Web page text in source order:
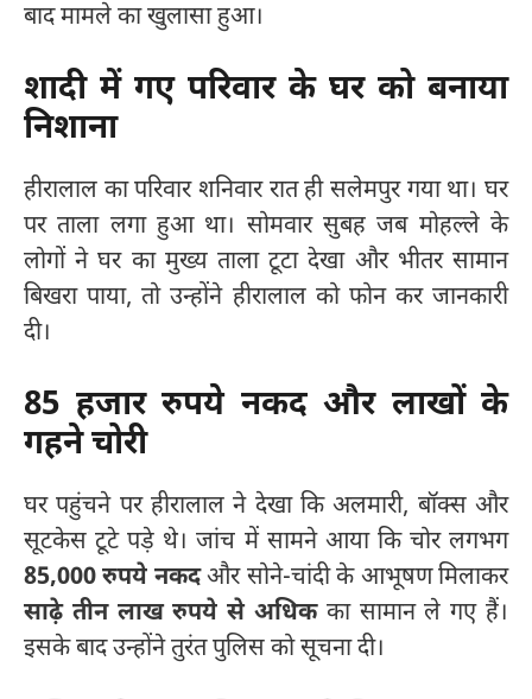
बाद मामले का खुलासा हुआ।
शादी में गए परिवार के घर को बनाया
निशाना
हीरालाल का परिवार शनिवार रात ही सलेमपुर गया था। घर
पर ताला लगा हुआ था। सोमवार सुबह जब मोहल्ले के
लोगों ने घर का मुख्य ताला टूटा देखा और भीतर सामान
बिखरा पाया, तो उन्होंने हीरालाल को फोन कर जानकारी
दी।
85 हजार रुपये नकद और लाखों के
गहने चोरी
घर पहुंचने पर हीरालाल ने देखा कि अलमारी, बॉक्स और
सूटकेस टूटे पड़े थे। जांच में सामने आया कि चोर लगभग
85,000 रुपये नकदऔर सोने-चांदी के आभूषण मिलाकर
साढ़े तीन लाख रुपये से अधिकका सामान ले गए हैं।
इसके बाद उन्होंने तुरंत पुलिस को सूचना दी।